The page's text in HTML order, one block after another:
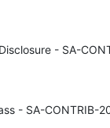
- SA-
- SA-CONTRIB-